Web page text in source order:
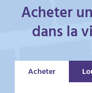
Acheter
dans la
Acheter